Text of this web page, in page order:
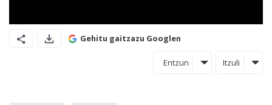
Gehitu gaitzazu Googlen
Entzun Itzuli